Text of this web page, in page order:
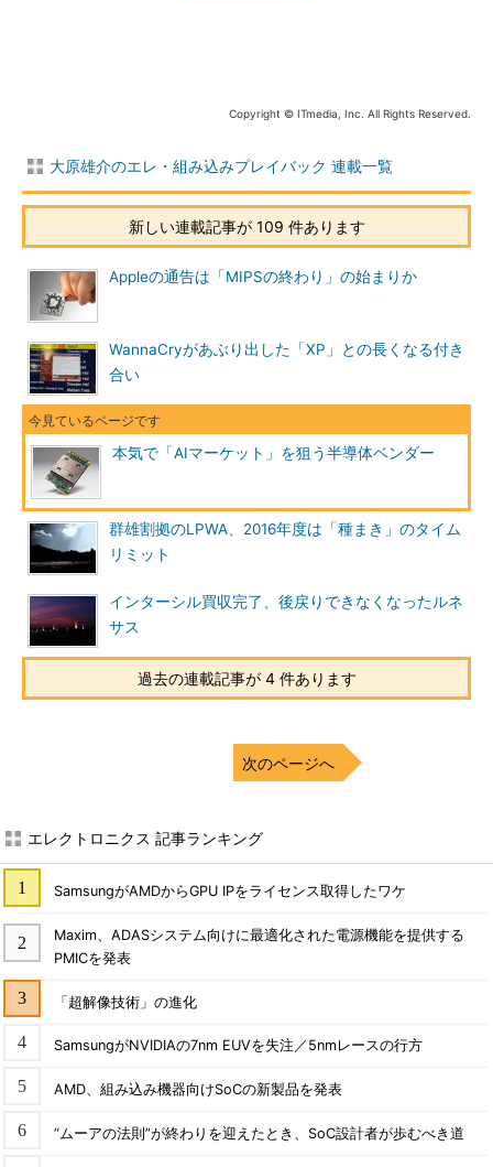
Copyright © ITmedia, Inc. All Rights Reserved.
大原雄介のエレ・組み込みプレイバック 連載一覧
新しい連載記事が 109 件あります
Appleの通告は「MIPSの終わり」の始まりか
WannaCryがあぶり出した「XP」との長くなる付き
合い
本気で「AIマーケット」を狙う半導体ベンダー
群雄割拠のLPWA、2016年度は「種まき」のタイム
リミット
インターシル買収完了、後戻りできなくなったルネ
サス
過去の連載記事が 4 件あります
次のページへ
エレクトロニクス 記事ランキング
SamsungがAMDからGPU IPをライセンス取得したワケ
Maxim、ADASシステム向けに最適化された電源機能を提供する
PMICを発表
「超解像技術」の進化
SamsungがNVIDIAの7nm EUVを失注／5nmレースの行方
AMD、組み込み機器向けSoCの新製品を発表
“ムーアの法則”が終わりを迎えたとき、SoC設計者が歩むべき道